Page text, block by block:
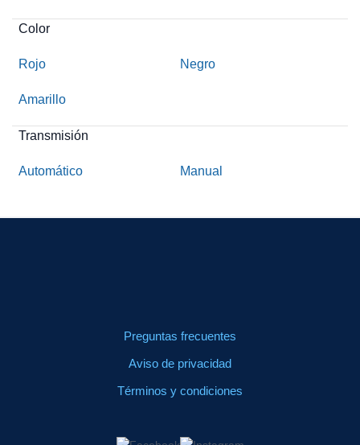
Color
Rojo Negro
Amarillo
Transmisión
Automático Manual
Preguntas frecuentes
Aviso de privacidad
Términos y condiciones